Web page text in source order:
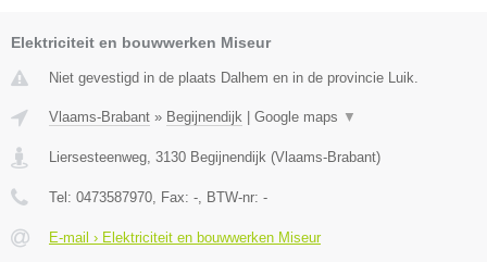
Elektriciteit en bouwwerken Miseur
Niet gevestigd in de plaats Dalhem en in de provincie Luik.
Vlaams-Brabant » Begijnendijk | Google maps ▼
Liersesteenweg 3130 Begijnendijk (Vlaams-Brabant)
Tel: 0473587970 , Fax: - , BTW-nr: -
E-mail › Elektriciteit en bouwwerken Miseur